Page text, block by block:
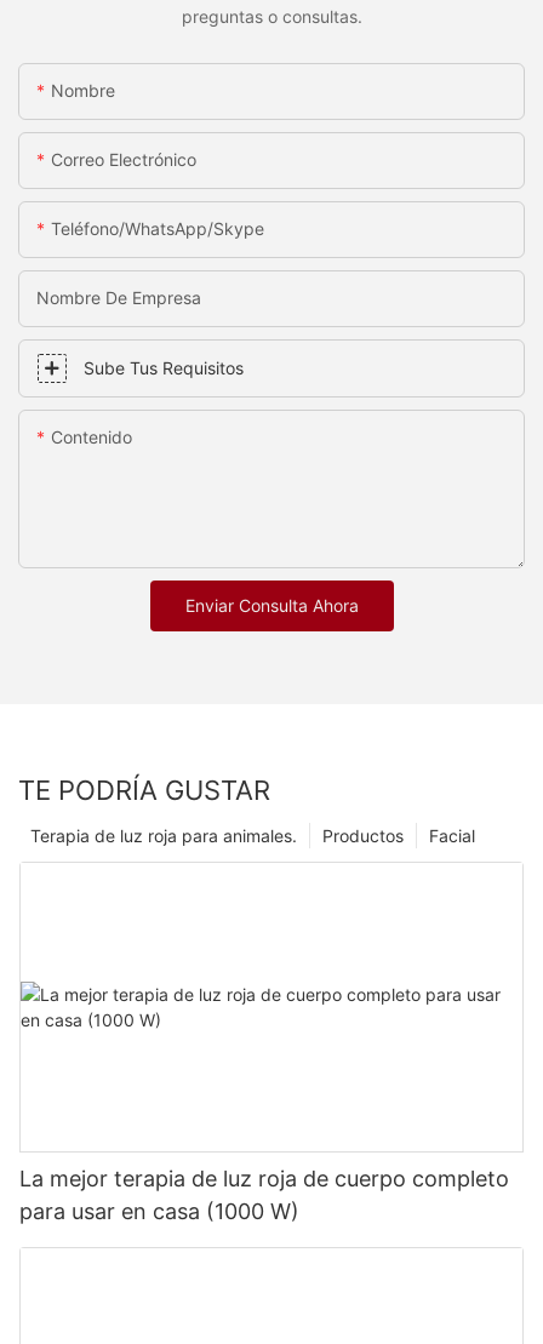
preguntas o consultas.
Nombre
Correo Electrónico
Teléfono/WhatsApp/Skype
Nombre De Empresa
Sube Tus Requisitos
Contenido
Enviar Consulta Ahora
TE PODRÍA GUSTAR
Facial
Productos
Terapia de luz roja para animales.
La mejor terapia de luz roja de cuerpo completo
para usar en casa (1000 W)